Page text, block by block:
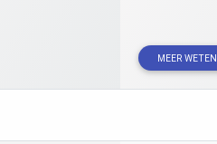
MEER WETEN